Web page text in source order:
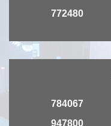
772480
784067
947800